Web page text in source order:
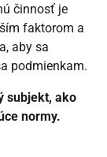
činnosť je
faktorom a
aby sa
podmienkam.
subjekt, ako
normy.